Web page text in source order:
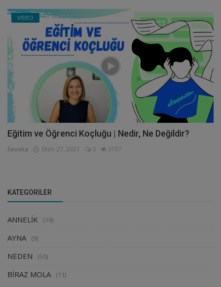
VİDEO
Eğitim ve Öğrenci Koçluğu | Nedir, Ne Değildir?
Sevoka Ekim 27, 2021 0 3157
KATEGORILER
ANNELİK (19)
AYNA (9)
NEDEN (50)
BİRAZ MOLA (11)